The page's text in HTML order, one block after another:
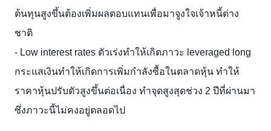
ต้นทุนสูงขึ้นต้องเพิ่มผลตอบแทนเพื่อมาจูงใจเจ้าหนี้ต่าง
ชาติ
- Low interest rates ตัวเร่งทำให้เกิดภาวะ leveraged long
กระแสเงินทำให้เกิดการเพิ่มกำลังซื้อในตลาดหุ้น ทำให้
ราคาหุ้นปรับตัวสูงขึ้นต่อเนื่อง ทำจุดสูงสุดช่วง 2 ปีที่ผ่านมา
ซึ่งภาวะนี้ไม่คงอยู่ตลอดไป